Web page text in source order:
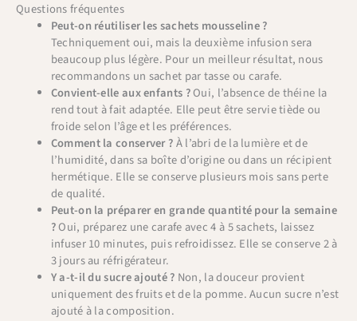
Questions fréquentes
Peut-on réutiliser les sachets mousseline ?
Techniquement oui, mais la deuxième infusion sera
beaucoup plus légère. Pour un meilleur résultat, nous
recommandons un sachet par tasse ou carafe.
Convient-elle aux enfants ?Oui, l’absence de théine la
rend tout à fait adaptée. Elle peut être servie tiède ou
froide selon l’âge et les préférences.
Comment la conserver ?À l’abri de la lumière et de
l’humidité, dans sa boîte d’origine ou dans un récipient
hermétique. Elle se conserve plusieurs mois sans perte
de qualité.
Peut-on la préparer en grande quantité pour la semaine
?Oui, préparez une carafe avec 4 à 5 sachets, laissez
infuser 10 minutes, puis refroidissez. Elle se conserve 2 à
3 jours au réfrigérateur.
Y a-t-il du sucre ajouté ? Non, la douceur provient
uniquement des fruits et de la pomme. Aucun sucre n’est
ajouté à la composition.